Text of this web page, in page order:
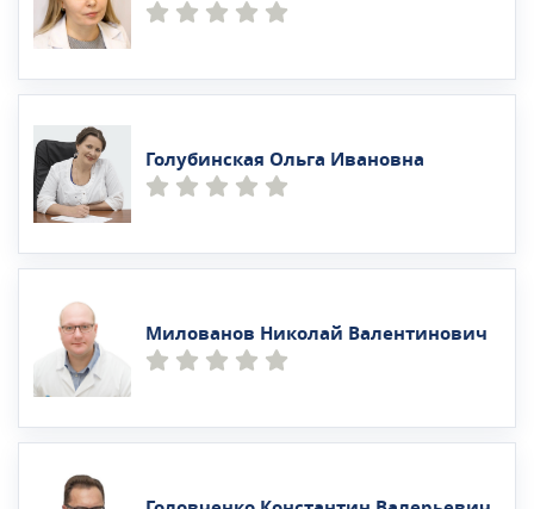
Голубинская Ольга Ивановна
Милованов Николай Валентинович